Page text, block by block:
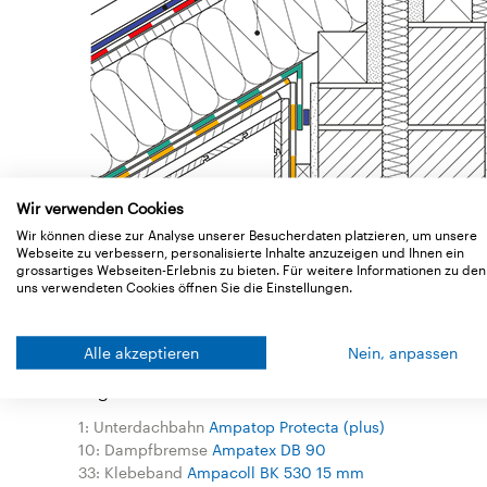
1: Unterdachbahn Ampatop Protecta (plus)
10: Dampfbremse Ampatex DB 90
33: Klebeband Ampacoll BK 530 15 mm
Wir verwenden Cookies
Wir können diese zur Analyse unserer Besucherdaten platzieren, um unsere
Webseite zu verbessern, personalisierte Inhalte anzuzeigen und Ihnen ein
grossartiges Webseiten-Erlebnis zu bieten. Für weitere Informationen zu
uns verwendeten Cookies öffnen Sie die Einstellungen.
Alle akzeptieren Nein, anpassen